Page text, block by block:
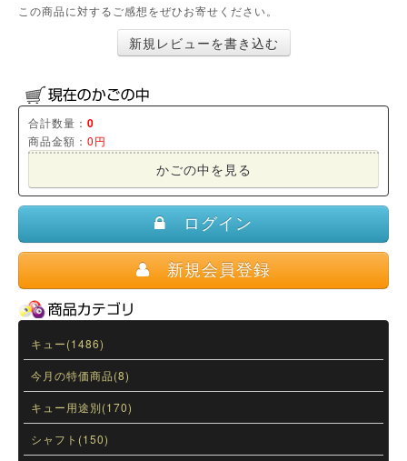
この商品に対するご感想をぜひお寄せください。
新規レビューを書き込む
合計数量： 0
商品金額： 0円
かごの中を見る
ログイン
新規会員登録
キュー(1486)
今月の特価商品(8)
キュー用途別(170)
シャフト(150)